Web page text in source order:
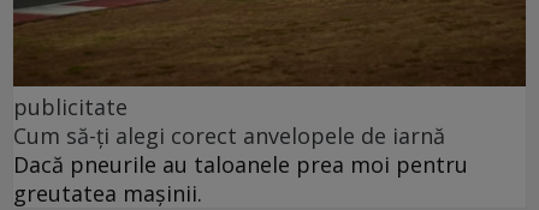
publicitate
Cum să-ți alegi corect anvelopele de iarnă
Dacă pneurile au taloanele prea moi pentru
greutatea mașinii.